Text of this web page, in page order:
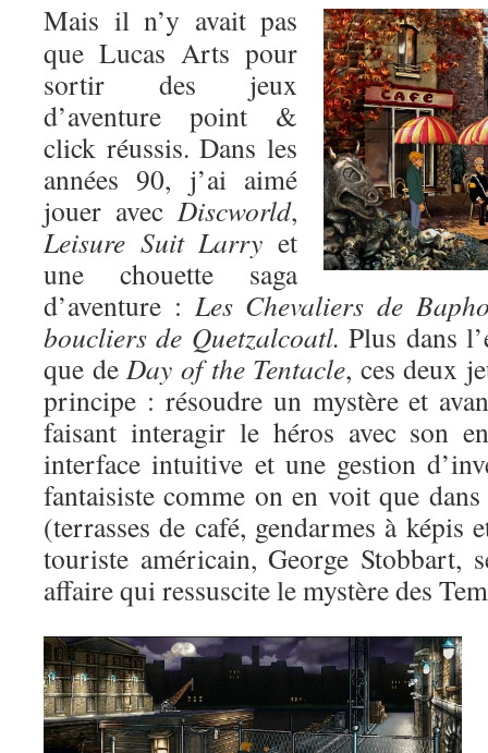
Mais il n’y avait pas
que Lucas Arts pour
sortir des jeux
d’aventure point &
click réussis. Dans les
années 90, j’ai aimé
jouer avec Discworld,
Leisure Suit Larry et
une chouette saga
d’aventure : Les Chevaliers de
boucliers de Quetzalcoatl. Plus dans
que deDay of the Tentacle, ces deux
principe : résoudre un mystère et
faisant interagir le héros avec son
interface intuitive et une gestion
fantaisiste comme on en voit que
(terrasses de café, gendarmes à képis
touriste américain, George Stobbart,
affaire qui ressuscite le mystère des